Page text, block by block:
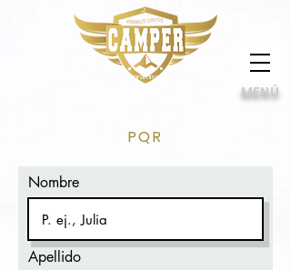
Calidad, compromiso e innovación
MENÚ
PQR
Nombre
Apellido